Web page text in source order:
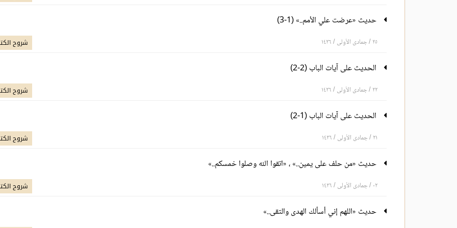
حديث «عرضت علي الأمم..» (1-3)
٢٥ / جمادى الأولى / ١٤٢٦ شروح
الحديث على آيات الباب (2-2)
٢٢ / جمادى الأولى / ١٤٢٦ شروح
الحديث على آيات الباب (1-2)
٢١ / جمادى الأولى / ١٤٢٦ شروح
حديث «من حلف على يمين..» ، «اتقوا الله وصلوا خمسكم..»
٠٢ / جمادى الأولى / ١٤٢٦ شروح
حديث «اللهم إني أسألك الهدى والتقى..»